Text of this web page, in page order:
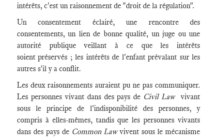
intérêts, c'est un raisonnement de "droit de la régulation".
Un consentement éclairé, une rencontre des
consentements, un lien de bonne qualité, un juge ou une
autorité publique veillant à ce que les intérêts
soient préservés ; les intérêts de l'enfant prévalant sur les
autres s'il y a conflit.
Les deux raisonnements auraient pu ne pas communiquer.
Les personnes vivant dans des pays de Civil Lawvivant
sous le principe de l'indisponibilité des personnes, y
compris à elles-mêmes, tandis que les personnes vivants
dans des pays de Common Lawvivent sous le mécanisme